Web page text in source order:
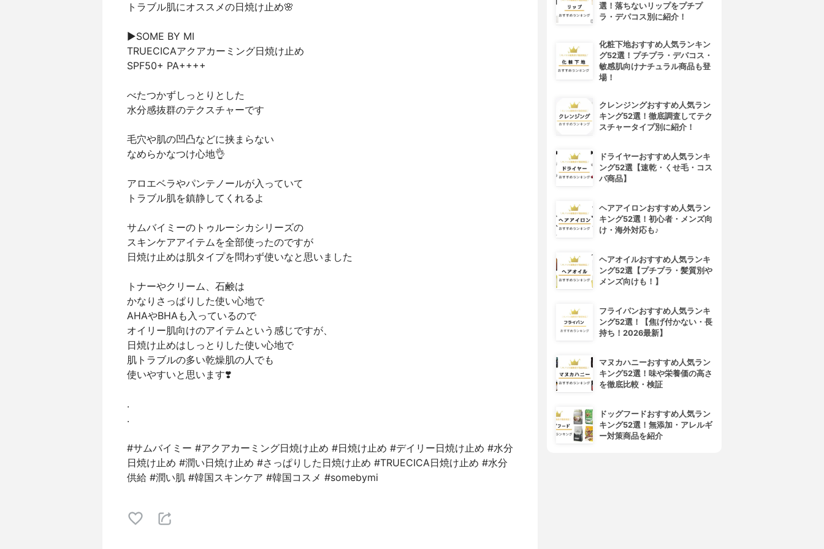
トラブル肌にオススメの日焼け止め🌸
▶︎SOME BY MI
TRUECICAアクアカーミング日焼け止め
SPF50+ PA++++
べたつかずしっとりとした
水分感抜群のテクスチャーです
毛穴や肌の凹凸などに挟まらない
なめらかなつけ心地👌
アロエベラやパンテノールが入っていて
トラブル肌を鎮静してくれるよ
サムバイミーのトゥルーシカシリーズの
スキンケアアイテムを全部使ったのですが
日焼け止めは肌タイプを問わず使いなと思いました
トナーやクリーム、石鹸は
かなりさっぱりした使い心地で
AHAやBHAも入っているので
オイリー肌向けのアイテムという感じですが、
日焼け止めはしっとりした使い心地で
肌トラブルの多い乾燥肌の人でも
使いやすいと思います❣️
.
.
#サムバイミー #アクアカーミング日焼け止め #日焼け止め #デイリー日焼け止め #水分
日焼け止め #潤い日焼け止め #さっぱりした日焼け止め #TRUECICA日焼け止め #水分
供給 #潤い肌 #韓国スキンケア #韓国コスメ #somebymi
選！落ちないリップをプチプ
ラ・デパコス別に紹介！
化粧下地おすすめ人気ランキン
グ52選！プチプラ・デパコス・
敏感肌向けナチュラル商品も登
場！
クレンジングおすすめ人気ラン
キング52選！徹底調査してテク
スチャータイプ別に紹介！
ドライヤーおすすめ人気ランキ
ング52選【速乾・くせ毛・コス
パ商品】
ヘアアイロンおすすめ人気ラン
キング52選！初心者・メンズ向
け・海外対応も♪
ヘアオイルおすすめ人気ランキ
ング52選【プチプラ・髪質別や
メンズ向けも！】
フライパンおすすめ人気ランキ
ング52選！【焦げ付かない・長
持ち！2026最新】
マヌカハニーおすすめ人気ラン
キング52選！味や栄養価の高さ
を徹底比較・検証
ドッグフードおすすめ人気ラン
キング52選！無添加・アレルギ
ー対策商品を紹介